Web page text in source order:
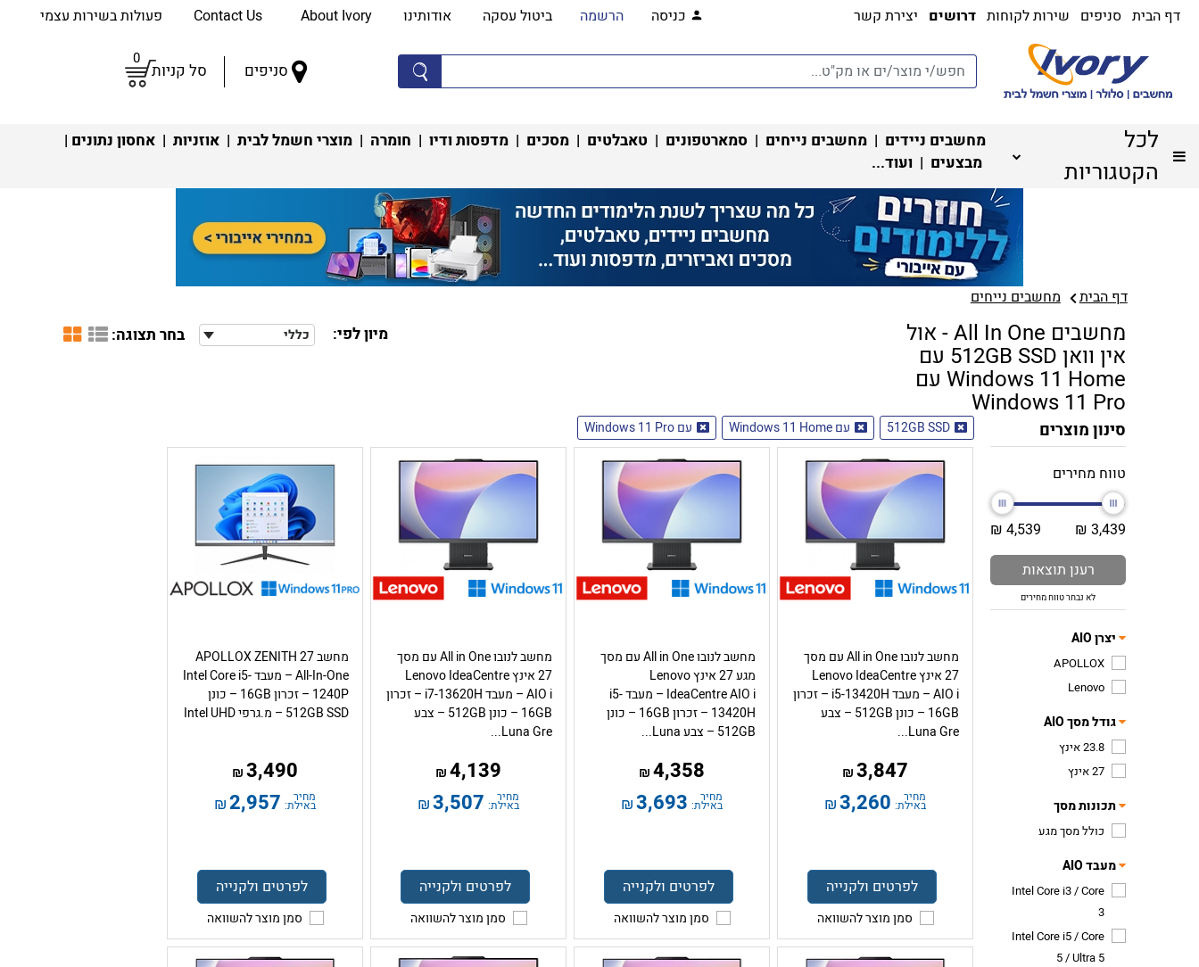
דף הבית סניפים שירות לקוחות דרושים יצירת קשר כניסה הרשמה ביטול עסקה אודותינו About Ivory פעולות בשירות עצמי
סניפים סל קניות
0
לכל
הקטגוריות
מחשבים ניידים | מחשבים נייחים | סמארטפונים | טאבלטים | מסכים | מדפסות ודיו | חומרה | מוצרי חשמל לבית | אוזניות | אחסון נתונים |
מבצעים | ועוד...
דף הבית מחשבים נייחים
מחשבים All In One - אול
אין וואן 512GB SSD עם
Windows 11 Home עם
Windows 11 Pro
מיון לפי: כללי בחר תצוגה:
סינון מוצרים
טווח מחירים
3,439 ₪
4,539 ₪
רענן תוצאות
לא נבחר טווח מחירים
יצרן AIO
APOLLOX
Lenovo
גודל מסך AIO
23.8 אינץ
27 אינץ
תכונות מסך
כולל מסך מגע
מעבד AIO
Intel Core i3 / Core
3
Intel Core i5 / Core
5 / Ultra 5
512GB SSD עם Windows 11 Home עם Windows 11 Pro
מחשב לנובו All in One עם מסך
27 אינץ Lenovo IdeaCentre
AIO i – מעבד i5-13420H – זכרון
16GB – כונן 512GB – צבע
Luna Gre...
3,847
₪
מחיר
באילת: 3,260
₪
לפרטים ולקנייה
סמן מוצר להשוואה
מחשב לנובו All in One עם מסך
מגע 27 אינץ Lenovo
IdeaCentre AIO i – מעבד i5-
13420H – זכרון 16GB – כונן
512GB – צבע Luna...
4,358
₪
מחיר
באילת: 3,693
₪
לפרטים ולקנייה
סמן מוצר להשוואה
מחשב לנובו All in One עם מסך
27 אינץ Lenovo IdeaCentre
AIO i – מעבד i7-13620H – זכרון
16GB – כונן 512GB – צבע
Luna Gre...
4,139
₪
מחיר
באילת: 3,507
₪
לפרטים ולקנייה
סמן מוצר להשוואה
מחשב APOLLOX ZENITH 27
All-In-One – מעבד Intel Core i5-
1240P – זכרון 16GB – כונן
512GB SSD – מ.גרפי Intel UHD
3,490
₪
מחיר
באילת: 2,957
₪
לפרטים ולקנייה
סמן מוצר להשוואה